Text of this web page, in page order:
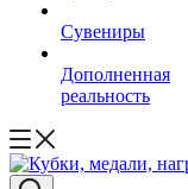
Сувениры
Дополненная
реальность